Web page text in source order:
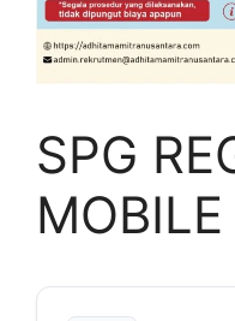
SPG
MOBILE